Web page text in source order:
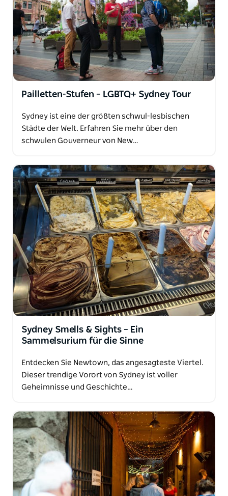
Pailletten-Stufen – LGBTQ+ Sydney Tour
Sydney ist eine der größten schwul-lesbischen
Städte der Welt. Erfahren Sie mehr über den
schwulen Gouverneur von New…
Sydney Smells & Sights – Ein
Sammelsurium für die Sinne
Entdecken Sie Newtown, das angesagteste Viertel.
Dieser trendige Vorort von Sydney ist voller
Geheimnisse und Geschichte…